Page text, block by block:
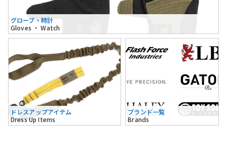
グローブ・時計
Gloves ・ Watch
ドレスアップアイテム
Dress Up Items
ブランド一覧
Brands